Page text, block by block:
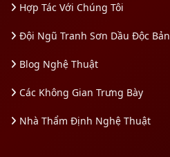
Hợp Tác Với Chúng Tôi
Đội Ngũ Tranh Sơn Dầu Độc Bản
Blog Nghệ Thuật
Các Không Gian Trưng Bày
Nhà Thẩm Định Nghệ Thuật